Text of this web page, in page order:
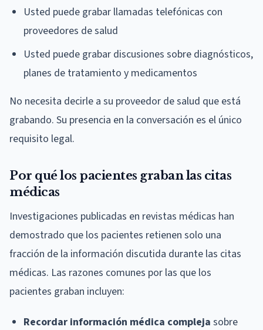
Usted puede grabar llamadas telefónicas con
proveedores de salud
Usted puede grabar discusiones sobre diagnósticos,
planes de tratamiento y medicamentos
No necesita decirle a su proveedor de salud que está
grabando. Su presencia en la conversación es el único
requisito legal.
Por qué los pacientes graban las citas
médicas
Investigaciones publicadas en revistas médicas han
demostrado que los pacientes retienen solo una
fracción de la información discutida durante las citas
médicas. Las razones comunes por las que los
pacientes graban incluyen:
Recordar información médica compleja sobre